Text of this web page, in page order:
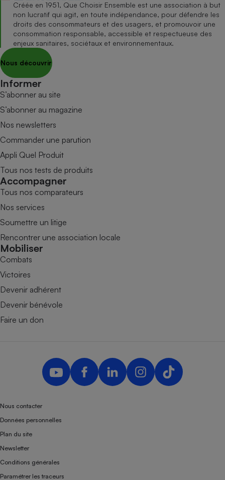
Créée en 1951, Que Choisir Ensemble est une association à but
non lucratif qui agit, en toute indépendance, pour défendre les
droits des consommateurs et des usagers, et promouvoir une
consommation responsable, accessible et respectueuse des
enjeux sanitaires, sociétaux et environnementaux.
Nous découvrir
Informer
S’abonner au site
S’abonner au magazine
Nos newsletters
Commander une parution
Appli Quel Produit
Tous nos tests de produits
Accompagner
Tous nos comparateurs
Nos services
Soumettre un litige
Rencontrer une association locale
Mobiliser
Combats
Victoires
Devenir adhérent
Devenir bénévole
Faire un don
Nous contacter
Données personnelles
Plan du site
Newsletter
Conditions générales
Paramétrer les traceurs